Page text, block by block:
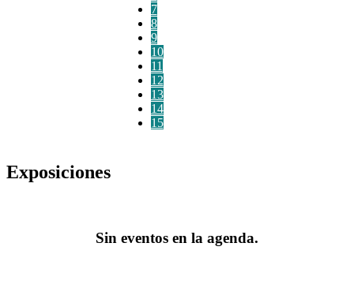
7
8
9
10
11
12
13
14
15
Exposiciones
Sin eventos en la agenda.